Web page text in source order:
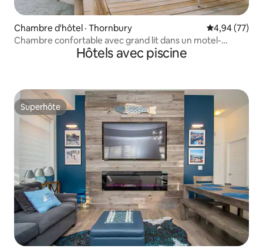
Chambre d'hôtel · Thornbury Note
4,94 (77)
Chambre confortable avec grand lit dans un motel-
boutique près de Blue Mountain
Hôtels avec piscine
Superhôte
Superhôte